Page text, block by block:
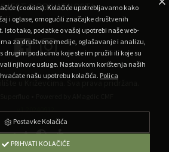
O PRIVATNOSTI
u Križevcima . Sva prava pridržana.
A A A
(cookies). Kolačiće upotrebljavamo kako
i oglase, omogućili značajke društvenih
tako, podatke o vašoj upotrebi naše web-
za društvene medije, oglašavanje i analizu,
drugim podacima koje ste im pružili ili koje su
njihove usluge. Nastavkom korištenja naših
našu upotrebu kolačića. Polica
Postavke Kolačića
PRIHVATI KOLAČIĆE